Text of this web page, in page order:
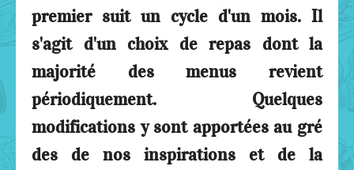
premier suit un cycle d'un mois. Il
s'agit d'un choix de repas dont la
majorité des menus revient
périodiquement. Quelques
modifications y sont apportées au gré
des de nos inspirations et de la